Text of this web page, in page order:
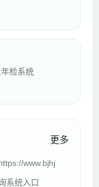
检系统
更多
www.bjhj
系统入口